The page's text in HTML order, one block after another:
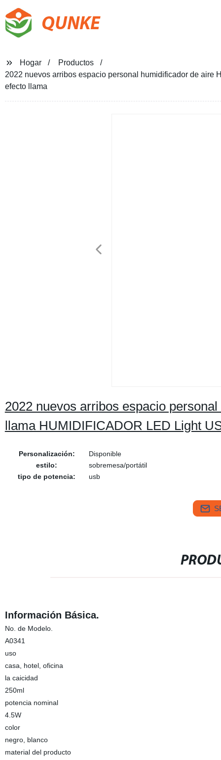
QUNKE
Hogar
Productos
2022 nuevos arribos espacio personal humidificador de
efecto llama
2022 nuevos arribos espacio
llama HUMIDIFICADOR LED Light
Personalización:
Disponible
estilo:
sobremesa/portátil
tipo de potencia:
usb
Información Básica.
No. de Modelo.
A0341
uso
casa, hotel, oficina
la caicidad
250ml
potencia nominal
4.5W
color
negro, blanco
material del producto